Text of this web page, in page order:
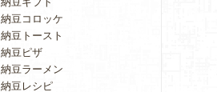
納豆コロッケ
納豆トースト
納豆ピザ
納豆ラーメン
納豆レシピ